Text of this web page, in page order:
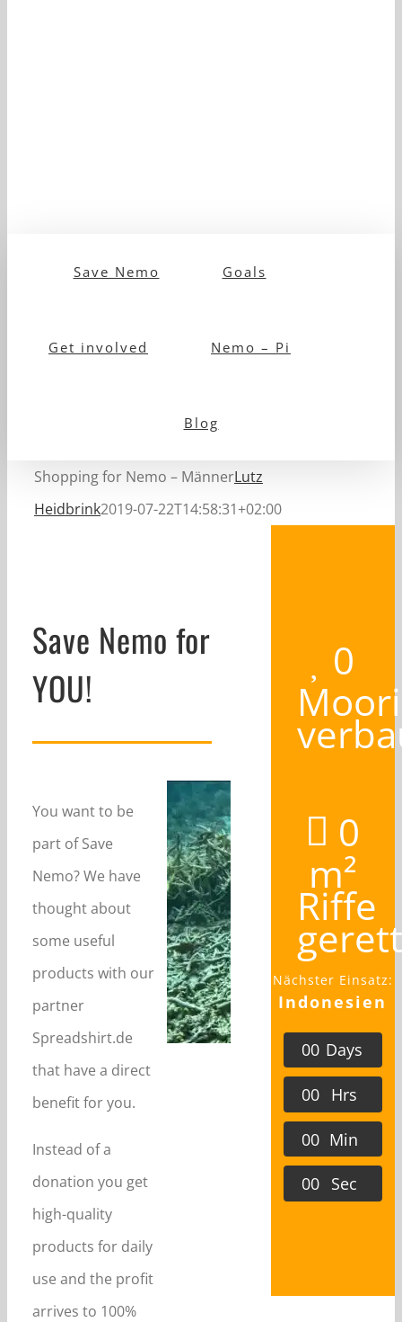
Save Nemo Goals
Get involved Nemo – Pi
Blog
Shopping for Nemo – MännerLutz
Heidbrink2019-07-22T14:58:31+02:00
Save Nemo for
YOU!
You want to be
part of Save
Nemo? We have
thought about
some useful
products with our
partner
Spreadshirt.de
that have a direct
benefit for you.
Instead of a
donation you get
high-quality
products for daily
use and the profit
arrives to 100%
0
0
m²
Riffe
Nächster Einsatz:
Indonesien
00 Days
00 Hrs
00 Min
00 Sec